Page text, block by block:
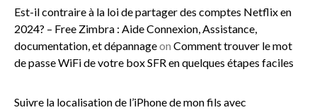
Est-il contraire à la loi de partager des comptes Netflix en
2024? – Free Zimbra : Aide Connexion, Assistance,
documentation, et dépannageon Comment trouver le mot
de passe WiFi de votre box SFR en quelques étapes faciles
Suivre la localisation de l’iPhone de mon fils avec